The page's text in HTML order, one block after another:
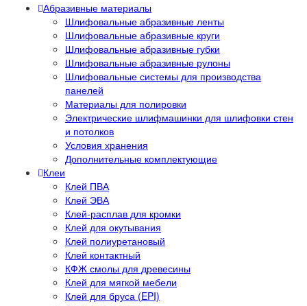
Абразивные материалы
Шлифовальные абразивные ленты
Шлифовальные абразивные круги
Шлифовальные абразивные губки
Шлифовальные абразивные рулоны
Шлифовальные системы для производства
панелей
Материалы для полировки
Электрические шлифмашинки для шлифовки стен
и потолков
Условия хранения
Дополнительные комплектующие
Клеи
Клей ПВА
Клей ЭВА
Клей-расплав для кромки
Клей для окутывания
Клей полиуретановый
Клей контактный
КФЖ смолы для древесины
Клей для мягкой мебели
Клей для бруса (EPI)